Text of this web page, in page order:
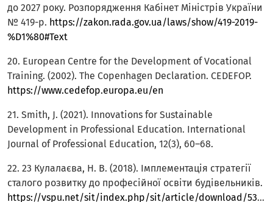
до 2027 року. Розпорядження Кабінет Міністрів України
№ 419-р. https://zakon.rada.gov.ua/laws/show/419-2019-
%D1%80#Text
20. European Centre for the Development of Vocational
Training. (2002). The Copenhagen Declaration. CEDEFOP.
https://www.cedefop.europa.eu/en
21. Smith, J. (2021). Innovations for Sustainable
Development in Professional Education. International
Journal of Professional Education, 12(3), 60–68.
22. 23 Кулалаєва, Н. В. (2018). Імплементація стратегії
сталого розвитку до професійної освіти будівельників.
https://vspu.net/sit/index.php/sit/article/download/5380/4804